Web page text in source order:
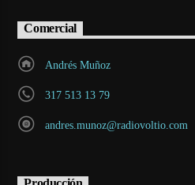
Comercial
Andrés Muñoz
317 513 13 79
andres.munoz@radiovoltio.com